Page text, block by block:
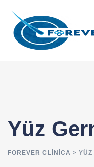
Yüz
FOREVER CLINICA > YÜZ